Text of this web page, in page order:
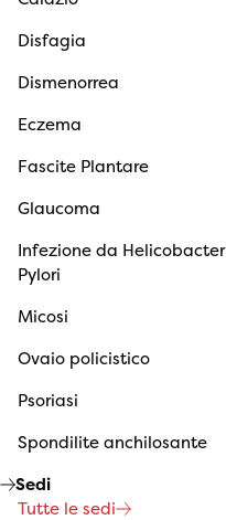
Disfagia
Dismenorrea
Eczema
Fascite Plantare
Glaucoma
Infezione da Helicobacter
Pylori
Micosi
Ovaio policistico
Psoriasi
Spondilite anchilosante
Sedi
Tutte le sedi